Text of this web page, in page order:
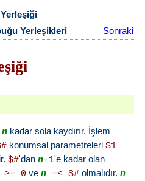
Yerleşikleri Sonraki
n kadar sola kaydırır. İşlem
konumsal parametreleri$1
$#'dann+1'e kadar olan
>= 0 ven =< $# olmalıdır.n